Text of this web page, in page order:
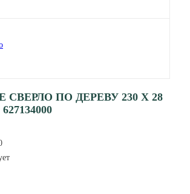
ПО ДЕРЕВУ 230 Х 28